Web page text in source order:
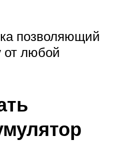
позволяющий
от любой